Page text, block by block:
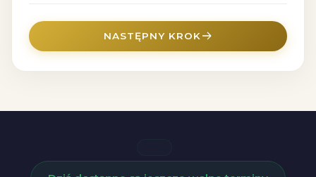
NASTĘPNY KROK